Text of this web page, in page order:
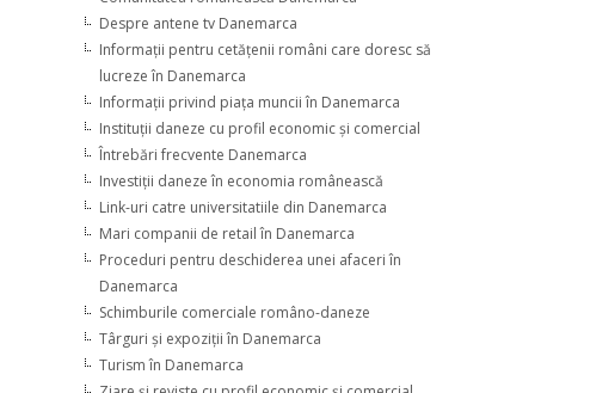
Despre antene tv Danemarca
Informaţii pentru cetăţenii români care doresc să
lucreze în Danemarca
Informaţii privind piaţa muncii în Danemarca
Instituţii daneze cu profil economic şi comercial
Întrebări frecvente Danemarca
Investiţii daneze în economia românească
Link-uri catre universitatiile din Danemarca
Mari companii de retail în Danemarca
Proceduri pentru deschiderea unei afaceri în
Danemarca
Schimburile comerciale româno-daneze
Târguri şi expoziţii în Danemarca
Turism în Danemarca